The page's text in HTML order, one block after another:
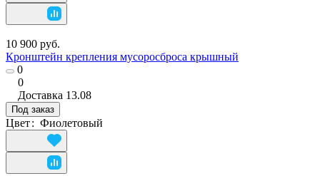
10 900 руб.
Кронштейн крепления мусоросброса крышный
0
0
Доставка 13.08
Под заказ
Цвет: Фиолетовый